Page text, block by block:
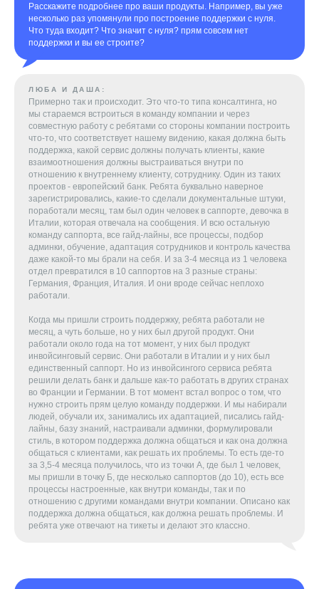
Расскажите подробнее про ваши продукты. Например, вы уже
несколько раз упомянули про построение поддержки с нуля.
Что туда входит? Что значит с нуля? прям совсем нет
поддержки и вы ее строите?
ЛЮБА И ДАША:
Примерно так и происходит. Это что-то типа консалтинга, но
мы стараемся встроиться в команду компании и через
совместную работу с ребятами со стороны компании построить
что-то, что соответствует нашему видению, какая должна быть
поддержка, какой сервис должны получать клиенты, какие
взаимоотношения должны выстраиваться внутри по
отношению к внутреннему клиенту, сотруднику. Один из таких
проектов - европейский банк. Ребята буквально наверное
зарегистрировались, какие-то сделали документальные штуки,
поработали месяц, там был один человек в саппорте, девочка в
Италии, которая отвечала на сообщения. И всю остальную
команду саппорта, все гайд-лайны, все процессы, подбор
админки, обучение, адаптация сотрудников и контроль качества
даже какой-то мы брали на себя. И за 3-4 месяца из 1 человека
отдел превратился в 10 саппортов на 3 разные страны:
Германия, Франция, Италия. И они вроде сейчас неплохо
работали.
Когда мы пришли строить поддержку, ребята работали не
месяц, а чуть больше, но у них был другой продукт. Они
работали около года на тот момент, у них был продукт
инвойсинговый сервис. Они работали в Италии и у них был
единственный саппорт. Но из инвойсингого сервиса ребята
решили делать банк и дальше как-то работать в других странах
во Франции и Германии. В тот момент встал вопрос о том, что
нужно строить прям целую команду поддержки. И мы набирали
людей, обучали их, занимались их адаптацией, писались гайд-
лайны, базу знаний, настраивали админки, формулировали
стиль, в котором поддержка должна общаться и как она должна
общаться с клиентами, как решать их проблемы. То есть где-то
за 3,5-4 месяца получилось, что из точки А, где был 1 человек,
мы пришли в точку Б, где несколько саппортов (до 10), есть все
процессы настроенные, как внутри команды, так и по
отношению с другими командами внутри компании. Описано как
поддержка должна общаться, как должна решать проблемы. И
ребята уже отвечают на тикеты и делают это классно.